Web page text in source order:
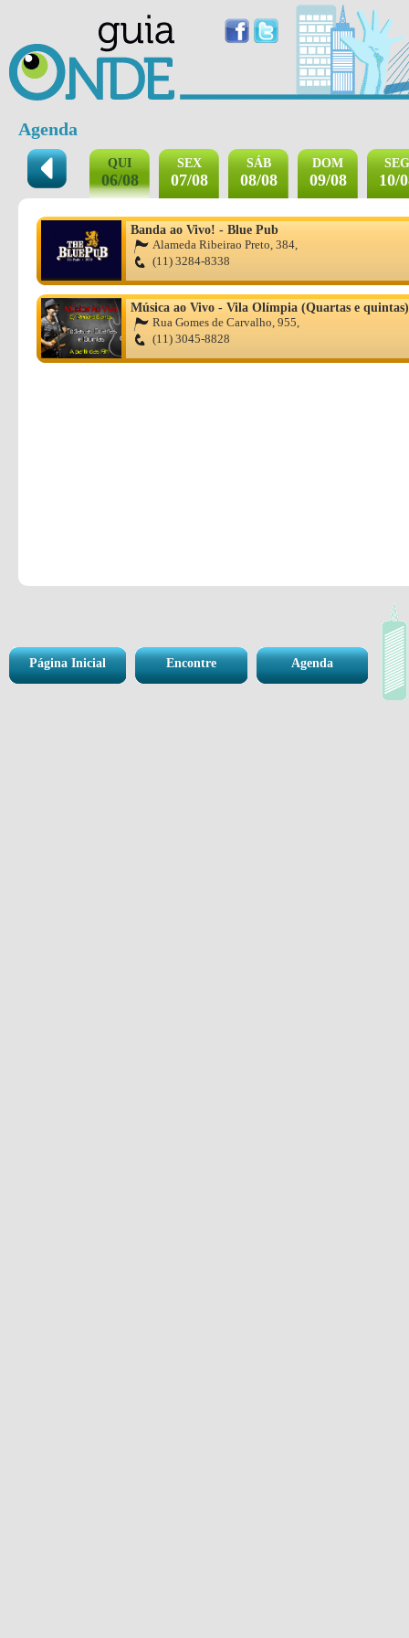
Agenda
QUI
06/08
SEX
07/08
SÁB
08/08
DOM
09/08
SEG
10/
Banda ao Vivo! - Blue Pub
Alameda Ribeirao Preto, 384,
(11) 3284-8338
Música ao Vivo - Vila Olímpia (Quartas e quintas)
Rua Gomes de Carvalho, 955,
(11) 3045-8828
Página Inicial Encontre Agenda